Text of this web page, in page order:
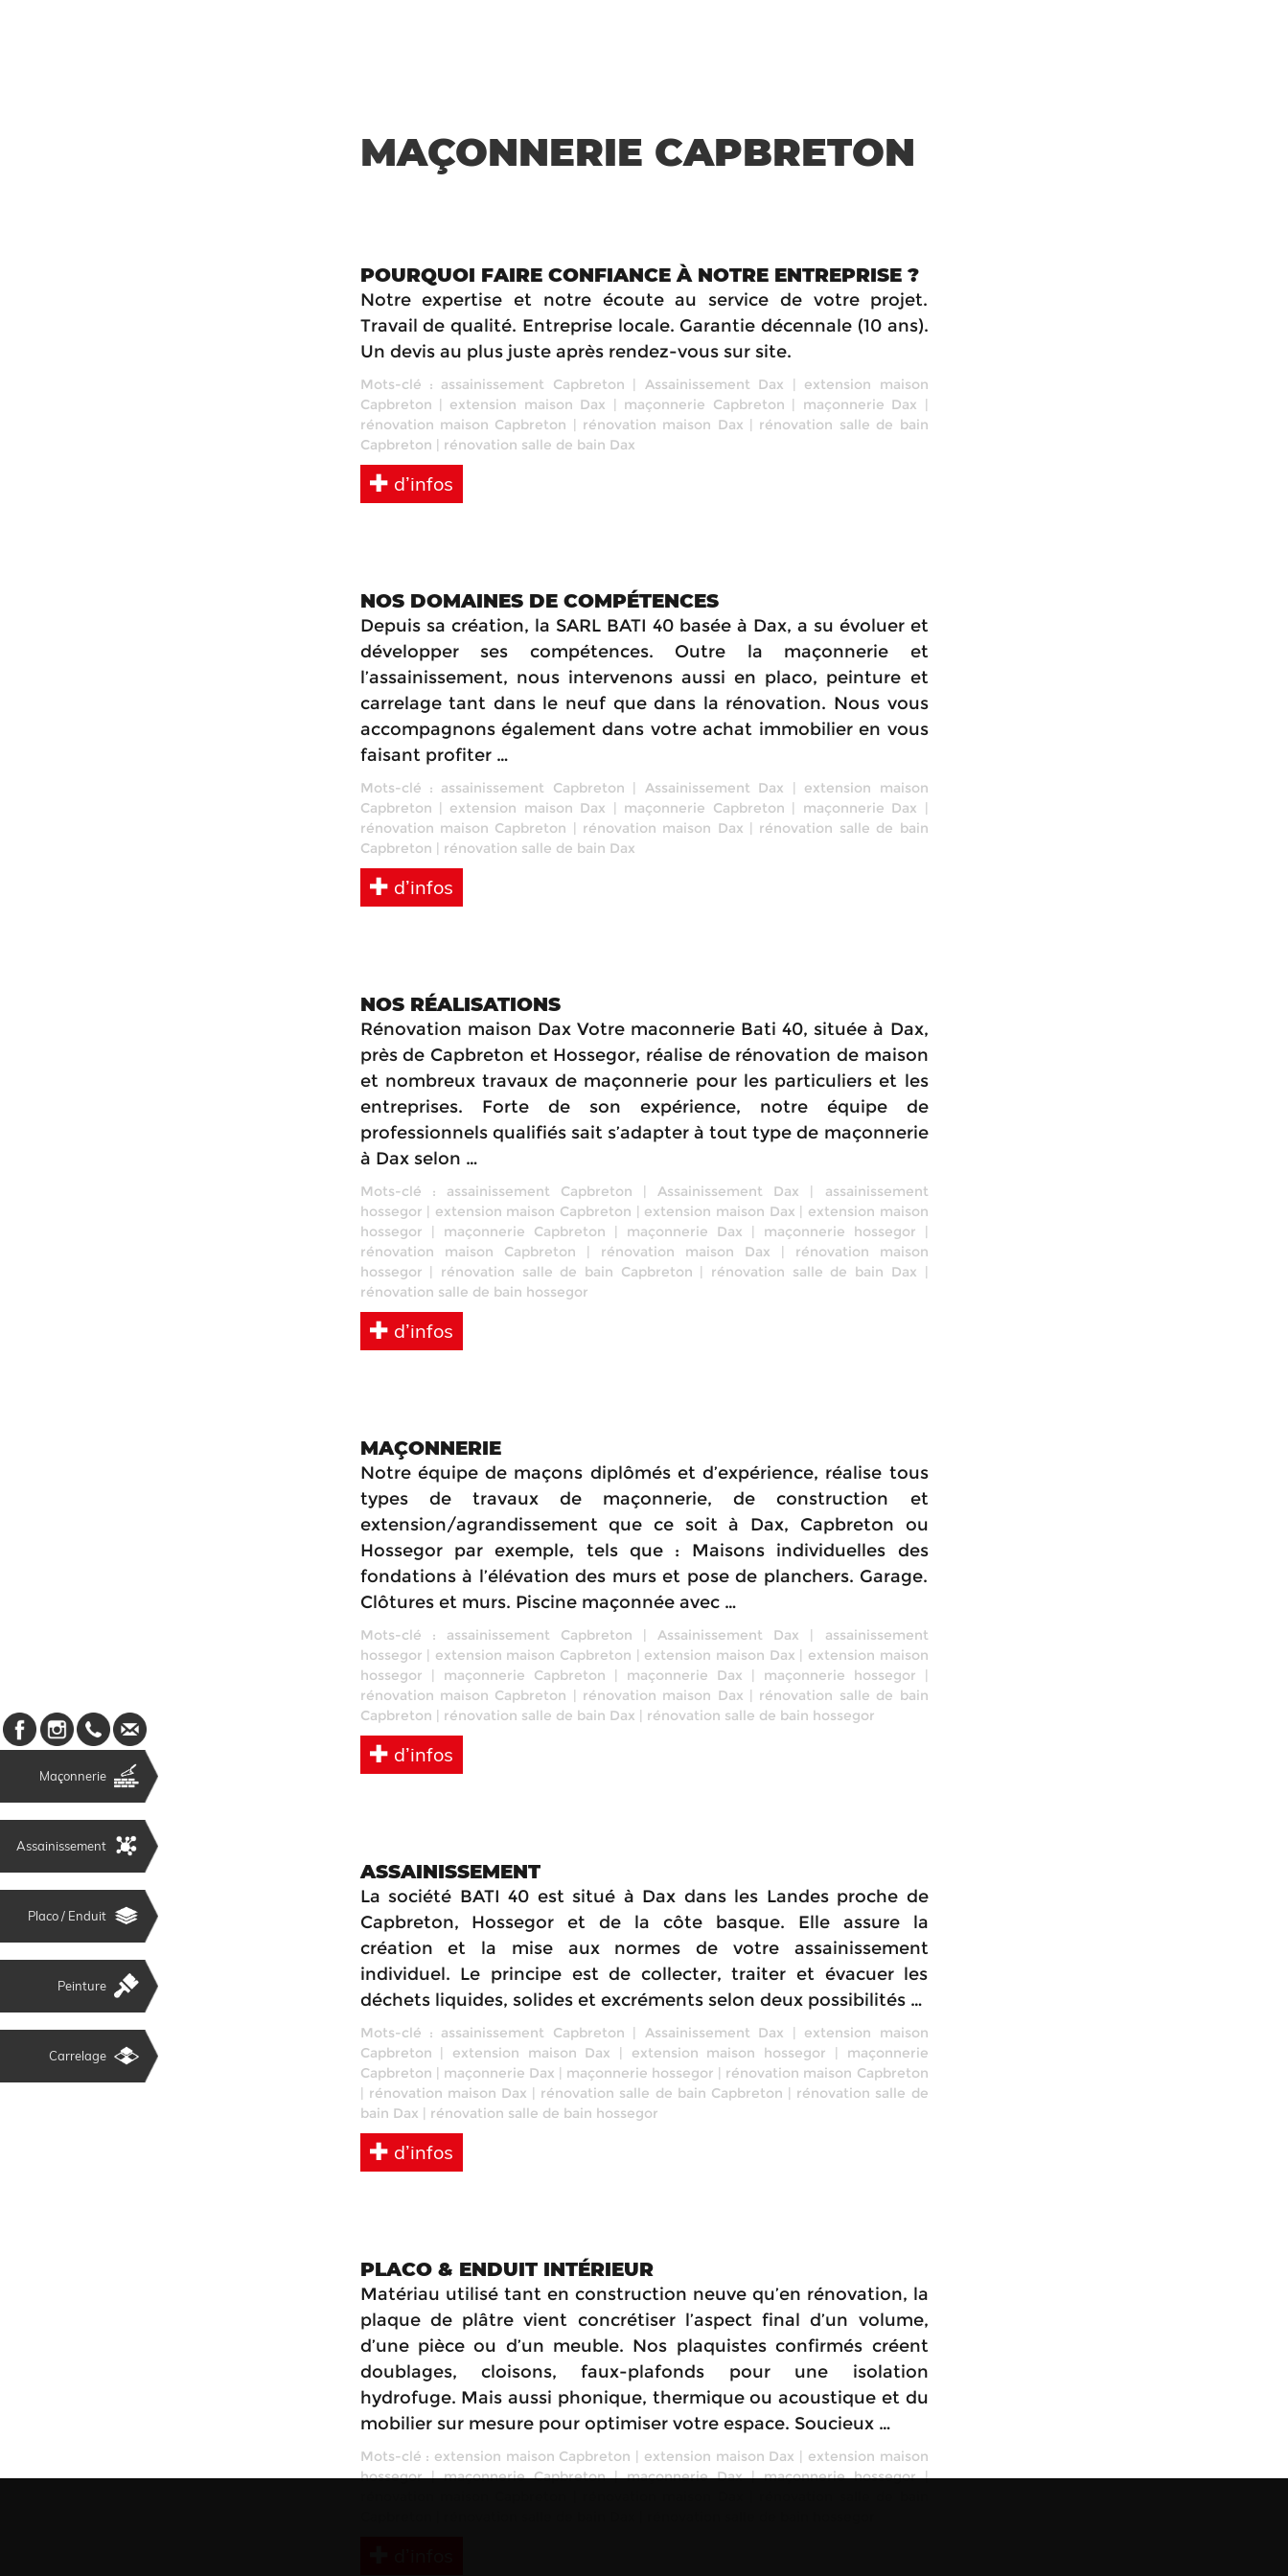
Maçonnerie
Assainissement
Placo / Enduit
Peinture
Carrelage
MAÇONNERIE CAPBRETON
POURQUOI FAIRE CONFIANCE À NOTRE ENTREPRISE ?
Notre expertise et notre écoute au service de votre projet.
Travail de qualité. Entreprise locale. Garantie décennale (10 ans).
Un devis au plus juste après rendez-vous sur site.
Mots-clé : assainissement Capbreton | Assainissement Dax | extension maison
Capbreton | extension maison Dax | maçonnerie Capbreton | maçonnerie Dax |
rénovation maison Capbreton | rénovation maison Dax | rénovation salle de bain
Capbreton | rénovation salle de bain Dax
d’infos
NOS DOMAINES DE COMPÉTENCES
Depuis sa création, la SARL BATI 40 basée à Dax, a su évoluer et
développer ses compétences. Outre la maçonnerie et
l’assainissement, nous intervenons aussi en placo, peinture et
carrelage tant dans le neuf que dans la rénovation. Nous vous
accompagnons également dans votre achat immobilier en vous
faisant profiter …
Mots-clé : assainissement Capbreton | Assainissement Dax | extension maison
Capbreton | extension maison Dax | maçonnerie Capbreton | maçonnerie Dax |
rénovation maison Capbreton | rénovation maison Dax | rénovation salle de bain
Capbreton | rénovation salle de bain Dax
d’infos
NOS RÉALISATIONS
Rénovation maison Dax Votre maconnerie Bati 40, située à Dax,
près de Capbreton et Hossegor, réalise de rénovation de maison
et nombreux travaux de maçonnerie pour les particuliers et les
entreprises. Forte de son expérience, notre équipe de
professionnels qualifiés sait s’adapter à tout type de maçonnerie
à Dax selon …
Mots-clé : assainissement Capbreton |Assainissement Dax | assainissement
hossegor | extension maison Capbreton | extension maison Dax | extension maison
hossegor | maçonnerie Capbreton | maçonnerie Dax | maçonnerie hossegor |
rénovation maison Capbreton | rénovation maison Dax | rénovation maison
hossegor | rénovation salle de bain Capbreton | rénovation salle de bain Dax |
rénovation salle de bain hossegor
d’infos
MAÇONNERIE
Notre équipe de maçons diplômés et d’expérience, réalise tous
types de travaux de maçonnerie, de construction et
extension/agrandissement que ce soit à Dax, Capbreton ou
Hossegor par exemple, tels que : Maisons individuelles des
fondations à l’élévation des murs et pose de planchers. Garage.
Clôtures et murs. Piscine maçonnée avec …
Mots-clé : assainissement Capbreton |Assainissement Dax | assainissement
hossegor | extension maison Capbreton | extension maison Dax | extension maison
hossegor | maçonnerie Capbreton | maçonnerie Dax | maçonnerie hossegor |
rénovation maison Capbreton | rénovation maison Dax | rénovation salle de bain
Capbreton | rénovation salle de bain Dax | rénovation salle de bain hossegor
d’infos
ASSAINISSEMENT
La société BATI 40 est situé à Dax dans les Landes proche de
Capbreton, Hossegor et de la côte basque. Elle assure la
création et la mise aux normes de votre assainissement
individuel. Le principe est de collecter, traiter et évacuer les
déchets liquides, solides et excréments selon deux possibilités …
Mots-clé : assainissement Capbreton | Assainissement Dax | extension maison
Capbreton | extension maison Dax | extension maison hossegor | maçonnerie
Capbreton | maçonnerie Dax | maçonnerie hossegor | rénovation maison Capbreton
| rénovation maison Dax | rénovation salle de bain Capbreton | rénovation salle de
bain Dax | rénovation salle de bain hossegor
d’infos
PLACO & ENDUIT INTÉRIEUR
Matériau utilisé tant en construction neuve qu’en rénovation, la
plaque de plâtre vient concrétiser l’aspect final d’un volume,
d’une pièce ou d’un meuble. Nos plaquistes confirmés créent
doublages, cloisons, faux-plafonds pour une isolation
hydrofuge. Mais aussi phonique, thermique ou acoustique et du
mobilier sur mesure pour optimiser votre espace. Soucieux …
Mots-clé : extension maison Capbreton | extension maison Dax | extension maison
hossegor|maçonnerie Capbreton|maçonnerie Dax|maçonnerie hossegor|